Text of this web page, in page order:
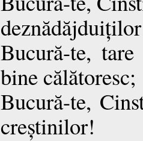
Bucură-te,
bine călătoresc;
Bucură-te,
creștinilor!